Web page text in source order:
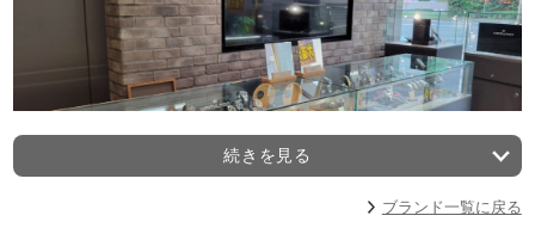
続きを見る
ブランド一覧に戻る